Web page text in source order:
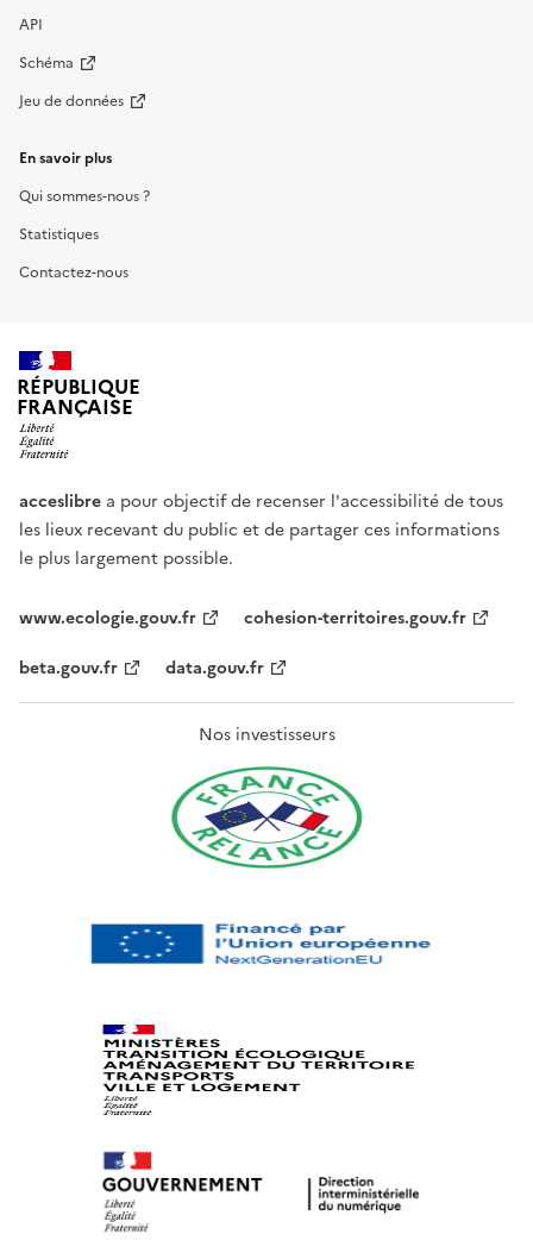
API
Schéma
Jeu de données
En savoir plus
Qui sommes-nous ?
Statistiques
Contactez-nous
RÉPUBLIQUE
FRANÇAISE
acceslibre a pour objectif de recenser l'accessibilité de tous
les lieux recevant du public et de partager ces informations
le plus largement possible.
www.ecologie.gouv.fr
cohesion-territoires.gouv.fr
beta.gouv.fr
data.gouv.fr
Nos investisseurs